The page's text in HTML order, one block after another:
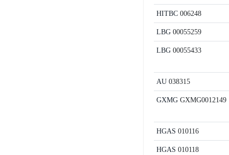
HITBC 006248
LBG 00055259
LBG 00055433
AU 038315
GXMG GXMG0012149
HGAS 010116
HGAS 010118